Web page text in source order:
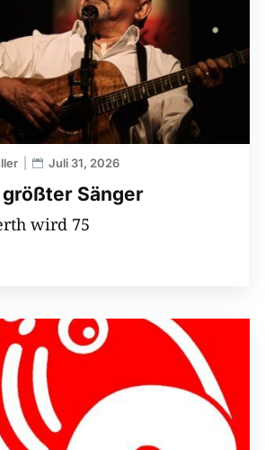
Sänger
Juli 31, 2026
wird 75